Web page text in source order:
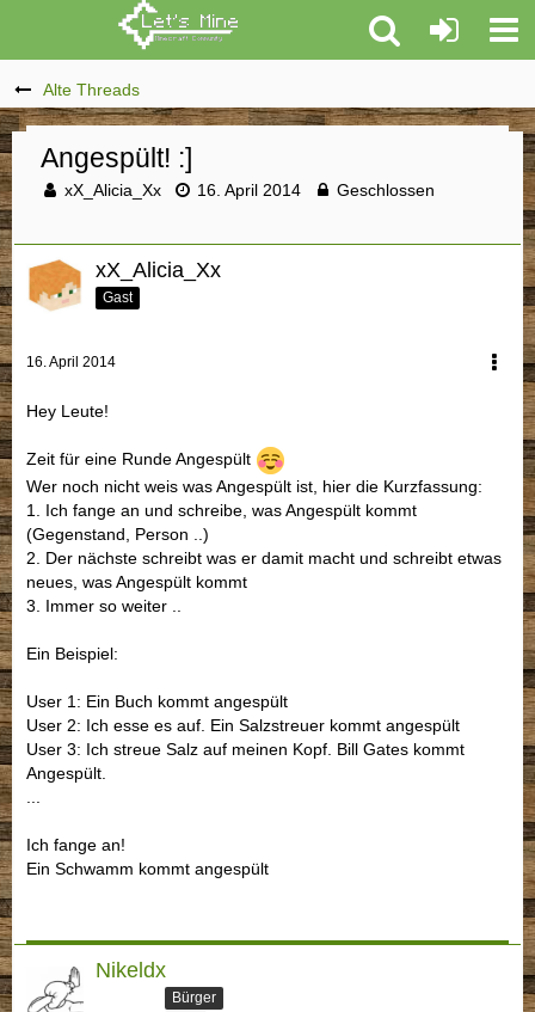
Alte Threads
Angespült! :]
xX_Alicia_Xx 16. April 2014 Geschlossen
xX_Alicia_Xx
Gast
16. April 2014
Hey Leute!
Zeit für eine Runde Angespült
Wer noch nicht weis was Angespült ist, hier die Kurzfassung:
1. Ich fange an und schreibe, was Angespült kommt
(Gegenstand, Person ..)
2. Der nächste schreibt was er damit macht und schreibt etwas
neues, was Angespült kommt
3. Immer so weiter ..
Ein Beispiel:
User 1: Ein Buch kommt angespült
User 2: Ich esse es auf. Ein Salzstreuer kommt angespült
User 3: Ich streue Salz auf meinen Kopf. Bill Gates kommt
Angespült.
Ich fange an!
Ein Schwamm kommt angespült
Nikeldx
Bürger